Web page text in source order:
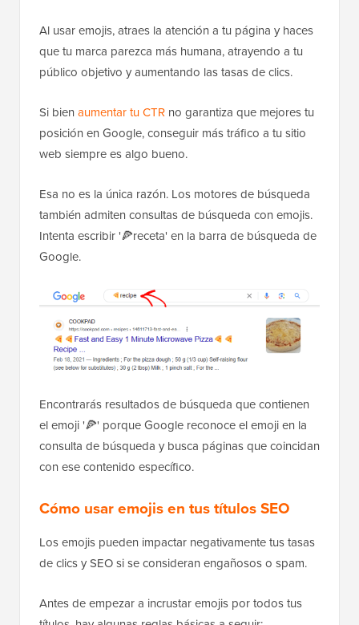
Al usar emojis, atraes la atención a tu página y haces
que tu marca parezca más humana, atrayendo a tu
público objetivo y aumentando las tasas de clics.
Si bien aumentar tu CTR no garantiza que mejores tu
posición en Google, conseguir más tráfico a tu sitio
web siempre es algo bueno.
Esa no es la única razón. Los motores de búsqueda
también admiten consultas de búsqueda con emojis.
Intenta escribir '🍕receta' en la barra de búsqueda de
Google.
Encontrarás resultados de búsqueda que contienen
el emoji '🍕' porque Google reconoce el emoji en la
consulta de búsqueda y busca páginas que coincidan
con ese contenido específico.
Cómo usar emojis en tus títulos SEO
Los emojis pueden impactar negativamente tus tasas
de clics y SEO si se consideran engañosos o spam.
Antes de empezar a incrustar emojis por todos tus